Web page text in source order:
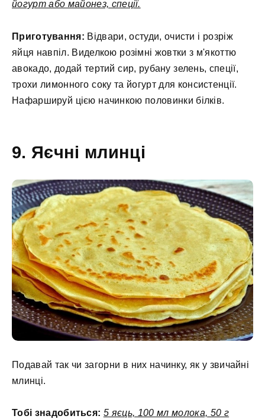
йогурт або майонез, спеції.
Приготування: Відвари, остуди, очисти і розріж
яйця навпіл. Виделкою розімні жовтки з м'якоттю
авокадо, додай тертий сир, рубану зелень, спеції,
трохи лимонного соку та йогурт для консистенції.
Нафаршируй цією начинкою половинки білків.
9. Яєчні млинці
Подавай так чи загорни в них начинку, як у звичайні
млинці.
Тобі знадобиться: 5 яєць, 100 мл молока, 50 г